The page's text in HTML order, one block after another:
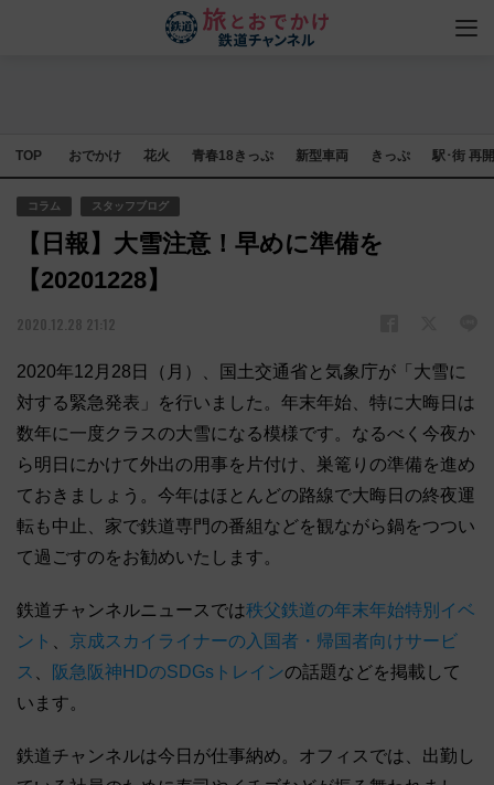
TOP おでかけ 花火 青春18きっぷ 新型車両 きっぷ 駅･街 再
コラム スタッフブログ
【日報】大雪注意！早めに準備を
【20201228】
2020.12.28 21:12
2020年12月28日（月）、国土交通省と気象庁が「大雪に
対する緊急発表」を行いました。年末年始、特に大晦日は
数年に一度クラスの大雪になる模様です。なるべく今夜か
ら明日にかけて外出の用事を片付け、巣篭りの準備を進め
ておきましょう。今年はほとんどの路線で大晦日の終夜運
転も中止、家で鉄道専門の番組などを観ながら鍋をつつい
て過ごすのをお勧めいたします。
鉄道チャンネルニュースでは秩父鉄道の年末年始特別イベ
ント
京成スカイライナーの入国者・帰国者向けサービ
ス
阪急阪神HDのSDGsトレインの話題などを掲載して
います。
鉄道チャンネルは今日が仕事納め。オフィスでは、出勤し